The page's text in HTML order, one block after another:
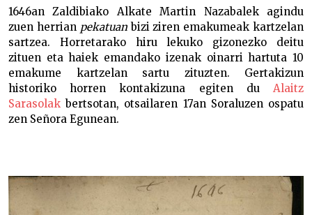
1646an Zaldibiako Alkate Martin Nazabalek agindu
zuen herrian pekatuanbizi ziren emakumeak kartzelan
sartzea. Horretarako hiru lekuko gizonezko deitu
zituen eta haiek emandako izenak oinarri hartuta 10
emakume kartzelan sartu zituzten. Gertakizun
historiko horren kontakizuna egiten du Alaitz
Sarasolak bertsotan, otsailaren 17an Soraluzen ospatu
zen Señora Egunean.